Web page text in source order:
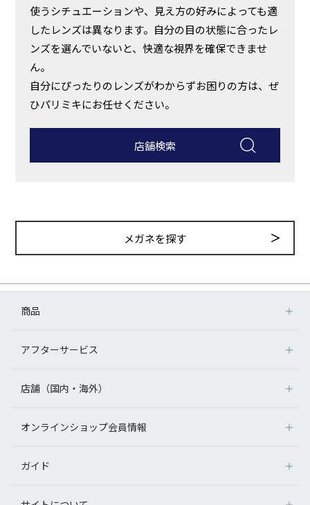
使うシチュエーションや、見え方の好みによっても適
したレンズは異なります。自分の目の状態に合ったレ
ンズを選んでいないと、快適な視界を確保できませ
ん。
自分にぴったりのレンズがわからずお困りの方は、ぜ
ひパリミキにお任せください。
店舗検索
メガネを探す
商品
アフターサービス
店舗（国内・海外）
オンラインショップ会員情報
ガイド